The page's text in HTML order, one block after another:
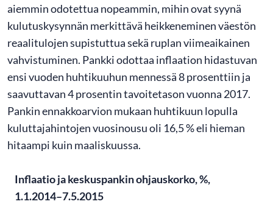
aiemmin odotettua nopeammin, mihin ovat syynä
kulutuskysynnän merkittävä heikkeneminen väestön
reaalitulojen supistuttua sekä ruplan viimeaikainen
vahvistuminen. Pankki odottaa inflaation hidastuvan
ensi vuoden huhtikuuhun mennessä 8 prosenttiin ja
saavuttavan 4 prosentin tavoitetason vuonna 2017.
Pankin ennakkoarvion mukaan huhtikuun lopulla
kuluttajahintojen vuosinousu oli 16,5 % eli hieman
hitaampi kuin maaliskuussa.
Inflaatio ja keskuspankin ohjauskorko, %,
1.1.2014–7.5.2015